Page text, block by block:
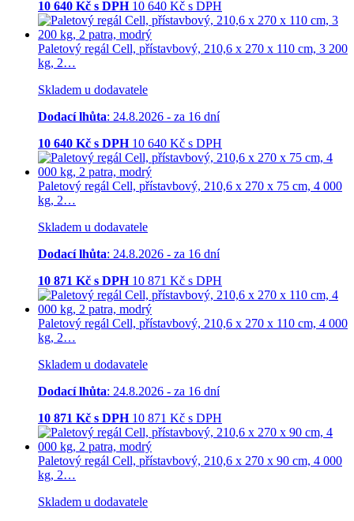
10 640 Kč s DPH 10 640 Kč s DPH
Paletový regál Cell, přístavbový, 210,6 x 270 x 110 cm, 3 200
kg, 2…
Skladem u dodavatele
Dodací lhůta: 24.8.2026 - za 16 dní
10 640 Kč s DPH 10 640 Kč s DPH
Paletový regál Cell, přístavbový, 210,6 x 270 x 75 cm, 4 000
kg, 2…
Skladem u dodavatele
Dodací lhůta: 24.8.2026 - za 16 dní
10 871 Kč s DPH 10 871 Kč s DPH
Paletový regál Cell, přístavbový, 210,6 x 270 x 110 cm, 4 000
kg, 2…
Skladem u dodavatele
Dodací lhůta: 24.8.2026 - za 16 dní
10 871 Kč s DPH 10 871 Kč s DPH
Paletový regál Cell, přístavbový, 210,6 x 270 x 90 cm, 4 000
kg, 2…
Skladem u dodavatele